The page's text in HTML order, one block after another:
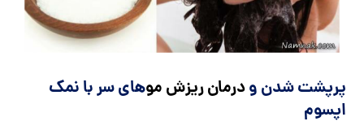
پرپشت شدن ودرمان ریزش موهای سر با نمک
اپسوم